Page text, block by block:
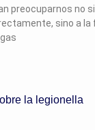
preocuparnos no
sino a la